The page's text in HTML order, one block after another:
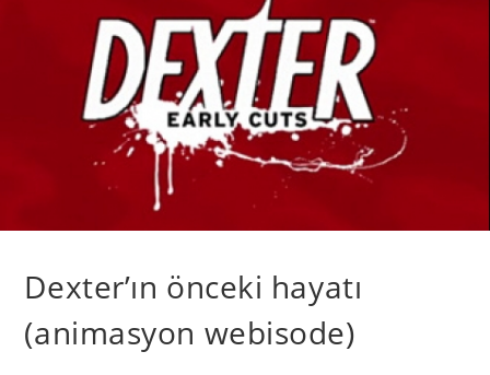
Dexter’ın önceki hayatı
(animasyon webisode)